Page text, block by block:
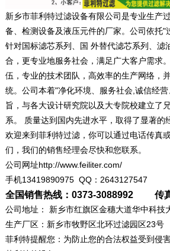
新乡市菲利特过滤设备有限公司是专业生产
备、检测设备及液压元件的厂家。公司依托"
针对国标滤芯系列、国 外替代滤芯系列、滤
合，更专业地服务社会，满足广大客户需求
伍，专业的技术团队，高效率的生产网络，
统。公司本着"净化环境、服务社会,诚信经
旨，与各大设计研究院以及大专院校建立了
系。 质量达到国内先进水平，取得了显著的
欢迎来到菲利特过滤，你可以通过电话传真
们，我们的销售经理会尽快和您联系。
公司网址http://www.feiliter.com/
手机13419890975 QQ：2643127547
全国销售热线：0373-3088992 传
公司地址： 新乡市红旗区金穗大道华中科
生产厂区：新乡市牧野区北环过滤园区23号
菲利特提醒您：为防止您的合法权益受到侵